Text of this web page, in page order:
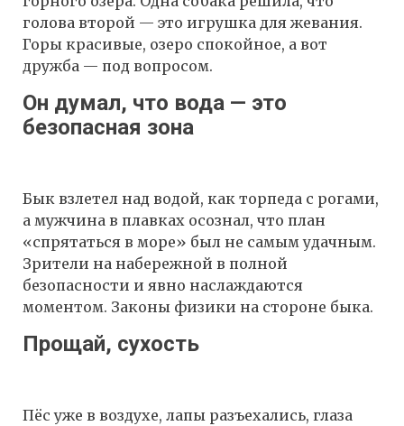
голова второй — это игрушка для жевания.
Горы красивые, озеро спокойное, а вот
дружба — под вопросом.
Он думал, что вода — это
безопасная зона
Бык взлетел над водой, как торпеда с рогами,
а мужчина в плавках осознал, что план
«спрятаться в море» был не самым удачным.
Зрители на набережной в полной
безопасности и явно наслаждаются
моментом. Законы физики на стороне быка.
Прощай, сухость
Пёс уже в воздухе, лапы разъехались, глаза